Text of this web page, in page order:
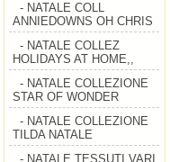
- NATALE COLL
ANNIEDOWNS OH CHRIS
- NATALE COLLEZ
HOLIDAYS AT HOME,,
- NATALE COLLEZIONE
STAR OF WONDER
- NATALE COLLEZIONE
TILDA NATALE
- NATALE TESSUTI VARI